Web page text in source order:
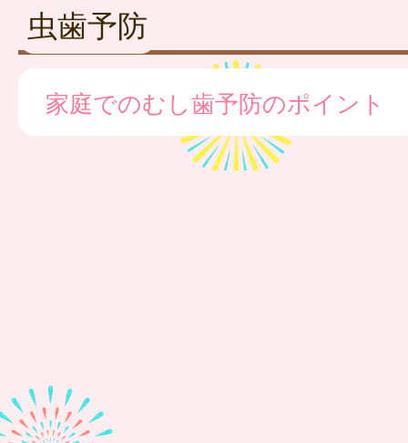
虫歯予防
家庭でのむし歯予防のポイント